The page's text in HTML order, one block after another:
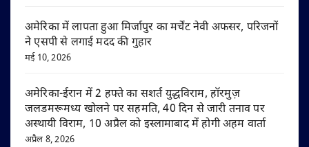
अमेरिका में लापता हुआ मिर्जापुर का मर्चेंट नेवी अफसर, परिजनों
ने एसपी से लगाई मदद की गुहार
मई 10, 2026
अमेरिका-ईरान में 2 हफ्ते का सशर्त युद्धविराम, हॉरमुज़
जलडमरूमध्य खोलने पर सहमति, 40 दिन से जारी तनाव पर
अस्थायी विराम, 10 अप्रैल को इस्लामाबाद में होगी अहम वार्ता
अप्रैल 8, 2026